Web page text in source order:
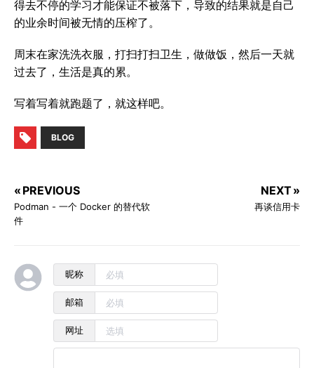
得去不停的学习才能保证不被落下，导致的结果就是自己
的业余时间被无情的压榨了。
周末在家洗洗衣服，打扫打扫卫生，做做饭，然后一天就
过去了，生活是真的累。
写着写着就跑题了，就这样吧。
BLOG
« PREVIOUS
Podman - 一个 Docker 的替代软
件
NEXT »
再谈信用卡
昵称
邮箱
网址